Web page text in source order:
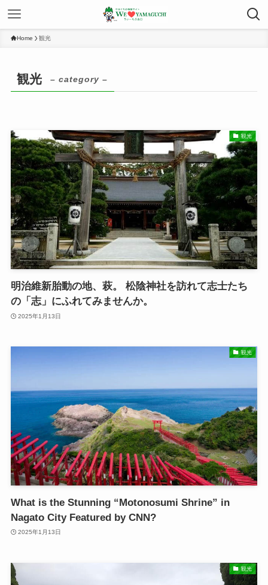
Home 観光
観光 – category –
観光
明治維新胎動の地、萩。 松陰神社を訪れて志士たち
の「志」にふれてみませんか。
2025年1月13日
観光
What is the Stunning “Motonosumi Shrine” in
Nagato City Featured by CNN?
2025年1月13日
観光